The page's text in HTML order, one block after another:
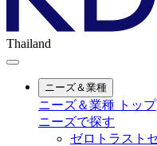
Thailand
ニーズ＆業種
ニーズ＆業種 トップ
ニーズで探す
ゼロトラスト